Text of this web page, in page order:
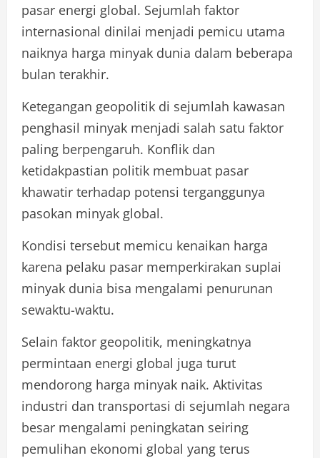
pasar energi global. Sejumlah faktor
internasional dinilai menjadi pemicu utama
naiknya harga minyak dunia dalam beberapa
bulan terakhir.
Ketegangan geopolitik di sejumlah kawasan
penghasil minyak menjadi salah satu faktor
paling berpengaruh. Konflik dan
ketidakpastian politik membuat pasar
khawatir terhadap potensi terganggunya
pasokan minyak global.
Kondisi tersebut memicu kenaikan harga
karena pelaku pasar memperkirakan suplai
minyak dunia bisa mengalami penurunan
sewaktu-waktu.
Selain faktor geopolitik, meningkatnya
permintaan energi global juga turut
mendorong harga minyak naik. Aktivitas
industri dan transportasi di sejumlah negara
besar mengalami peningkatan seiring
pemulihan ekonomi global yang terus